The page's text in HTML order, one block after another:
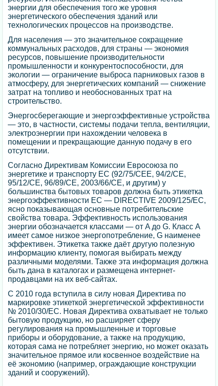
энергии для обеспечения того же уровня
энергетического обеспечения зданий или
технологических процессов на производстве.
Для населения — это значительное сокращение
коммунальных расходов, для страны — экономия
ресурсов, повышение производительности
промышленности и конкурентоспособности, для
экологии — ограничение выброса парниковых газов в
атмосферу, для энергетических компаний — снижение
затрат на топливо и необоснованных трат на
строительство.
Энергосберегающие и энергоэффективные устройства
— это, в частности, системы подачи тепла, вентиляции,
электроэнергии при нахождении человека в
помещении и прекращающие данную подачу в его
отсутствии.
Согласно Директивам Комиссии Евросоюза по
энергетике и транспорту ЕС (92/75/CEE, 94/2/CE,
95/12/CE, 96/89/CE, 2003/66/CE, и другим) у
большинства бытовых товаров должна быть этикетка
энергоэффективности ЕС — DIRECTIVE 2009/125/EC,
ясно показывающая основные потребительские
свойства товара. Эффективность использования
энергии обозначается классами — от A до G. Класс A
имеет самое низкое энергопотребление, G наименее
эффективен. Этикетка также даёт другую полезную
информацию клиенту, помогая выбирать между
различными моделями. Также эта информация должна
быть дана в каталогах и размещена интернет-
продавцами на их веб-сайтах.
С 2010 года вступила в силу новая Директива по
маркировке этикеткой энергетической эффективности
№ 2010/30/ЕС. Новая Директива охватывает не только
бытовую продукцию, но расширяет сферу
регулирования на промышленные и торговые
приборы и оборудование, а также на продукцию,
которая сама не потребляет энергию, но может оказать
значительное прямое или косвенное воздействие на
её экономию (например, ограждающие конструкции
зданий и сооружений).